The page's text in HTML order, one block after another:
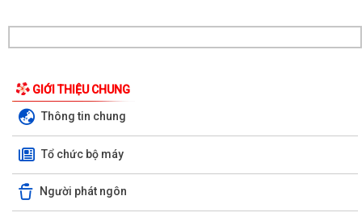
GIỚI THIỆU CHUNG
Thông tin chung
Tổ chức bộ máy
Người phát ngôn